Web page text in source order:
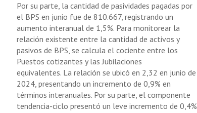
Por su parte, la cantidad de pasividades pagadas por
el BPS en junio fue de 810.667, registrando un
aumento interanual de 1,5%. Para monitorear la
relación existente entre la cantidad de activos y
pasivos de BPS, se calcula el cociente entre los
Puestos cotizantes y las Jubilaciones
equivalentes. La relación se ubicó en 2,32 en junio de
2024, presentando un incremento de 0,9% en
términos interanuales. Por su parte, el componente
tendencia-ciclo presentó un leve incremento de 0,4%